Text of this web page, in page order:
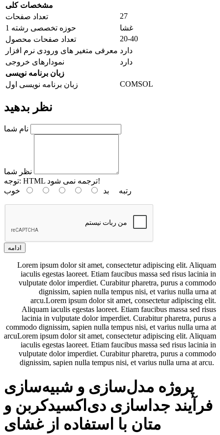
مشخصات کلی
تعداد صفحات
27
حوزه تخصصی رشته 1
غشا
تعداد صفحات محصول
20-40
معرفی متغیر های ورودی نرم افزار دارد
نمودارهای خروجی
دارد
زبان برنامه نویسی
زبان برنامه نویسی اول
COMSOL
نظر بدهید
نام شما
نظر شما
توجه:
HTML ترجمه نمی شود!
رتبه بد خوب
ادامه
Lorem ipsum dolor sit amet, consectetur adipiscing elit. Aliquam
iaculis egestas laoreet. Etiam faucibus massa sed risus lacinia in
vulputate dolor imperdiet. Curabitur pharetra, purus a commodo
dignissim, sapien nulla tempus nisi, et varius nulla urna at
arcu.Lorem ipsum dolor sit amet, consectetur adipiscing elit.
Aliquam iaculis egestas laoreet. Etiam faucibus massa sed risus
lacinia in vulputate dolor imperdiet. Curabitur pharetra, purus a
commodo dignissim, sapien nulla tempus nisi, et varius nulla urna at
arcuLorem ipsum dolor sit amet, consectetur adipiscing elit. Aliquam
iaculis egestas laoreet. Etiam faucibus massa sed risus lacinia in
vulputate dolor imperdiet. Curabitur pharetra, purus a commodo
dignissim, sapien nulla tempus nisi, et varius nulla urna at arcu.
پروژه مدل‌سازی و شبیه‌سازی
فرآیند جداسازی دی‌اکسید‌کربن و
متان با استفاده از غشای